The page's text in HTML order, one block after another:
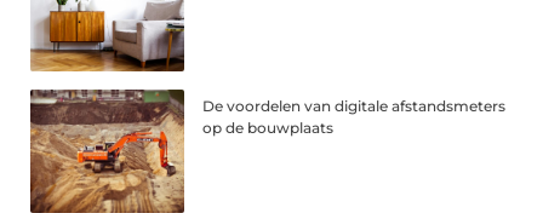
De voordelen van digitale afstandsmeters
op de bouwplaats